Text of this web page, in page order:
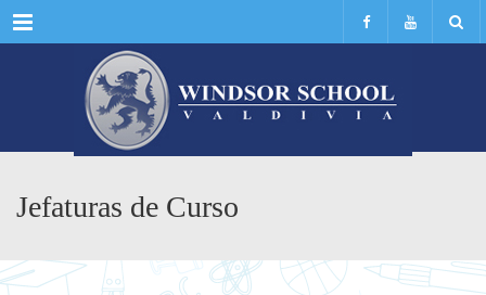
Menu
Jefaturas de Curso